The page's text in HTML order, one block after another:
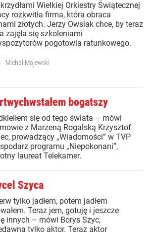
Wielkiej Orkiestry Świątecznej
rozkwitła firma, która obraca
złotych. Jerzy Owsiak chce, by teraz
zajęła się szkoleniami
pogotowia ratunkowego.
Michał Majewski
bogatszy
się od tego świata – mówi
z Marzeną Rogalską Krzysztof
prowadzący „Wiadomości” w TVP
programu „Niepokonani”,
laureat Telekamer.
Szyca
tylko jadłem, potem jadłem
Teraz jem, gotuję i jeszcze
innych – mówi Borys Szyc,
tylko aktor. Teraz aktor